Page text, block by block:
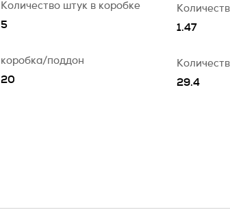
Количество штук в коробке
5
1.47
коробка/поддон
20
29.4